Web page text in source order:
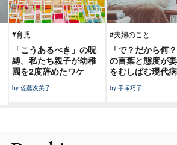
#育児
「こうあるべき」の呪
縛。私たち親子が幼稚
園を2度辞めたワケ
by 佐藤友美子
#夫婦のこと
「で？だから何
の言葉と態度が
をむしばむ現代病
by 手塚巧子